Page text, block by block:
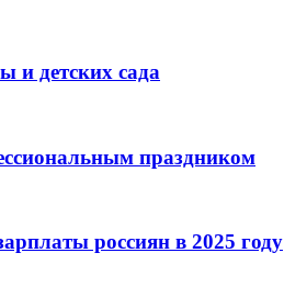
и детских сада
праздником
россиян в 2025 году